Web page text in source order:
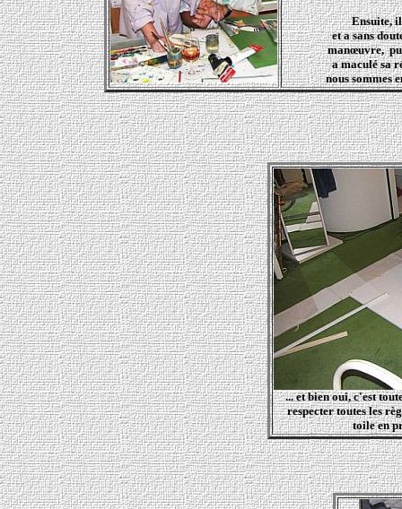
Ensuite,
et a sans
manœuvre,
a maculé sa
nous sommes
... et bien oui, c'est
respecter toutes les
toile en